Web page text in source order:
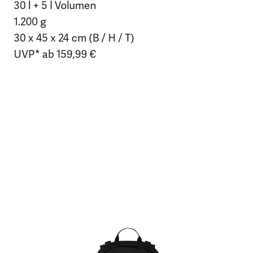
30 l + 5 l Volumen
1.200 g
30 x 45 x 24 cm (B / H / T)
UVP* ab 159,99 €